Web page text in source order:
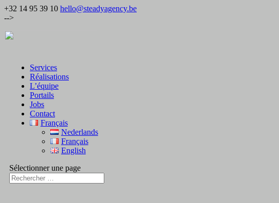
+32 14 95 39 10 hello@steadyagency.be
-->
Services
Réalisations
L’équipe
Portails
Jobs
Contact
Français
Nederlands
Français
English
Sélectionner une page